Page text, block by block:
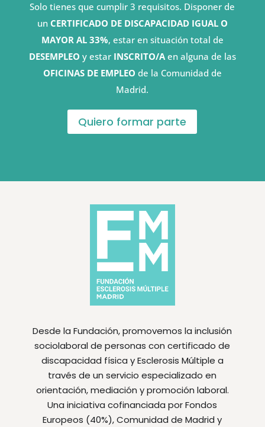
Solo tienes que cumplir 3 requisitos. Disponer de
un CERTIFICADO DE DISCAPACIDAD IGUAL O
MAYOR AL 33%, estar en situación total de
DESEMPLEO y estar INSCRITO/Aen alguna de las
OFICINAS DE EMPLEO de la Comunidad de
Madrid.
Quiero formar parte
Desde la Fundación, promovemos la inclusión
sociolaboral de personas con certificado de
discapacidad física y Esclerosis Múltiple a
través de un servicio especializado en
orientación, mediación y promoción laboral.
Una iniciativa cofinanciada por Fondos
Europeos (40%), Comunidad de Madrid y